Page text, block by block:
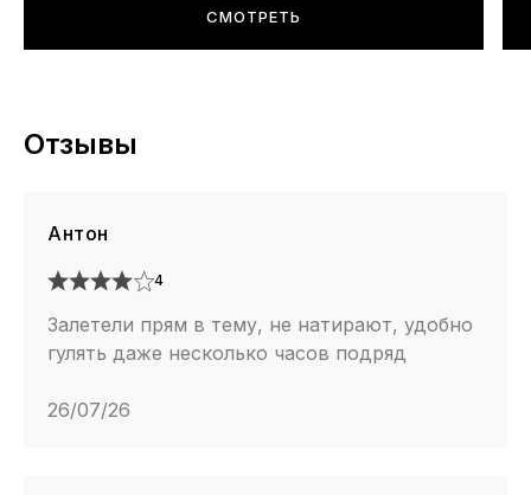
СМОТРЕТЬ
Отзывы
Антон
4
Залетели прям в тему, не натирают, удобно
гулять даже несколько часов подряд
26/07/26